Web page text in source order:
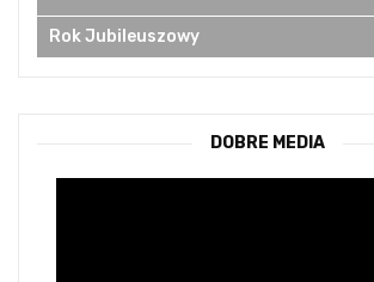
Rok Jubileuszowy
DOBRE MEDIA